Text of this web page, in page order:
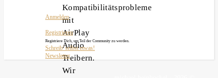
Kompatibilitätsprobleme
mit
AirPlay
Audio
Treibern.
Wir
Anmelden
Registrieren
Registriere Dich, um Teil der Community zu werden.
Schreib' selbst etwas!
Newsletter